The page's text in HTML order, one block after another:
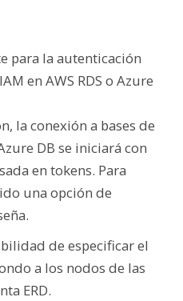
para la autenticación
en AWS RDS o Azure
la conexión a bases de
DB se iniciará con
en tokens. Para
una opción de
de especificar el
a los nodos de las
ERD.